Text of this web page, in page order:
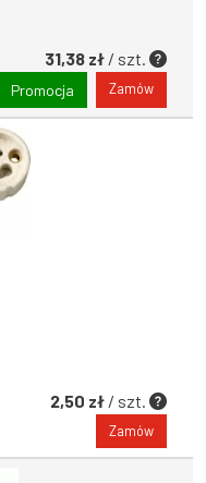
31,38 zł / szt.
Promocja Zamów
2,50 zł / szt.
Zamów